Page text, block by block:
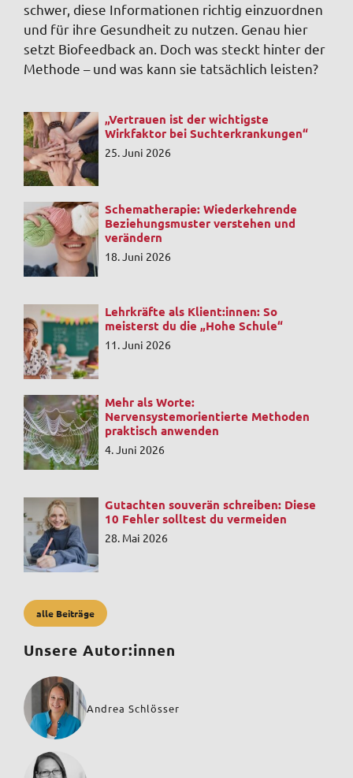
schwer, diese Informationen richtig einzuordnen
und für ihre Gesundheit zu nutzen. Genau hier
setzt Biofeedback an. Doch was steckt hinter der
Methode – und was kann sie tatsächlich leisten?
„Vertrauen ist der wichtigste
Wirkfaktor bei Suchterkrankungen“
25. Juni 2026
Schematherapie: Wiederkehrende
Beziehungsmuster verstehen und
verändern
18. Juni 2026
Lehrkräfte als Klient:innen: So
meisterst du die „Hohe Schule“
11. Juni 2026
Mehr als Worte:
Nervensystemorientierte Methoden
praktisch anwenden
4. Juni 2026
Gutachten souverän schreiben: Diese
10 Fehler solltest du vermeiden
28. Mai 2026
alle Beiträge
Unsere Autor:innen
Andrea Schlösser